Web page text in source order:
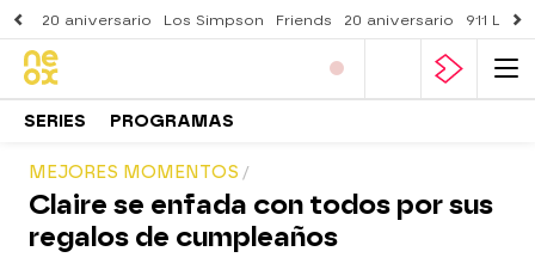
20 aniversario Los Simpson Friends 20 aniversario 911
SERIES PROGRAMAS
MEJORES MOMENTOS
Claire se enfada con todos por sus
regalos de cumpleaños